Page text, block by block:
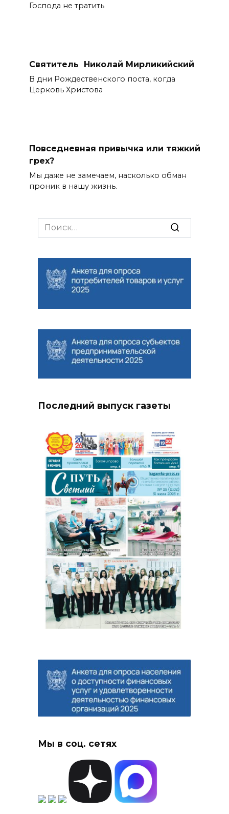
Господа не тратить
Святитель Николай Мирликийский
В дни Рождественского поста, когда
Церковь Христова
Повседневная привычка или тяжкий
грех?
Мы даже не замечаем, насколько обман
проник в нашу жизнь.
Search
for:
Последний выпуск газеты
Мы в соц. сетях